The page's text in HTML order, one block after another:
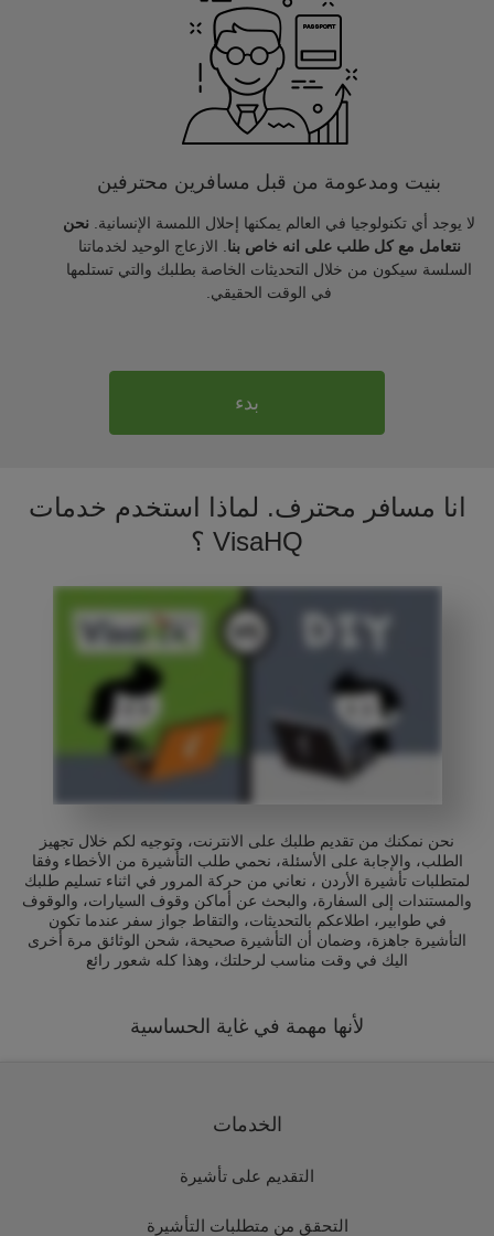
بنيت ومدعومة من قبل مسافرين محترفين
لا يوجد أي تكنولوجيا في العالم يمكنها إحلال اللمسة الإنسانية. نحن
نتعامل مع كل طلب على انه خاص بنا . الازعاج الوحيد لخدماتنا
السلسة سيكون من خلال التحديثات الخاصة بطلبك والتي تستلمها
في الوقت الحقيقي.
بدء
انا مسافر محترف. لماذا استخدم خدمات
VisaHQ ؟
نحن نمكنك من تقديم طلبك على الانترنت، وتوجيه لكم خلال تجهيز
الطلب، والإجابة على الأسئلة، نحمي طلب التأشيرة من الأخطاء وفقا
لمتطلبات تأشيرة الأردن ، نعاني من حركة المرور في اثناء تسليم طلبك
والمستندات إلى السفارة، والبحث عن أماكن وقوف السيارات، والوقوف
في طوابير، اطلاعكم بالتحديثات، والتقاط جواز سفر عندما تكون
التأشيرة جاهزة، وضمان أن التأشيرة صحيحة، شحن الوثائق مرة أخرى
اليك في وقت مناسب لرحلتك، وهذا كله شعور رائع
لأنها مهمة في غاية الحساسية
الخدمات
التقديم على تأشيرة
التحقق من متطلبات التأشيرة